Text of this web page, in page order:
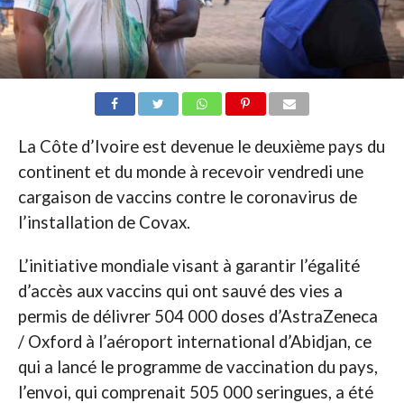
La Côte d’Ivoire est devenue le deuxième pays du
continent et du monde à recevoir vendredi une
cargaison de vaccins contre le coronavirus de
l’installation de Covax.
L’initiative mondiale visant à garantir l’égalité
d’accès aux vaccins qui ont sauvé des vies a
permis de délivrer 504 000 doses d’AstraZeneca
/ Oxford à l’aéroport international d’Abidjan, ce
qui a lancé le programme de vaccination du pays,
l’envoi, qui comprenait 505 000 seringues, a été